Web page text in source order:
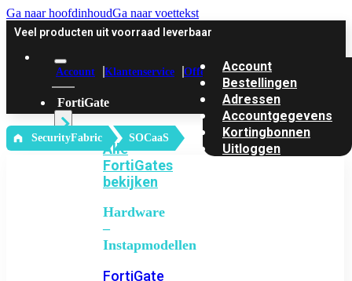
Ga naar hoofdinhoudGa naar voettekst
Veel producten uit voorraad leverbaar
Account Klantenservice Offerte
FortiGate
Alle
FortiGates
bekijken
Hardware
–
Instapmodellen
FortiGate
Account
Bestellingen
Adressen
Accountgegevens
Kortingbonnen
Uitloggen
‎ SecurityFabric SOCaaS